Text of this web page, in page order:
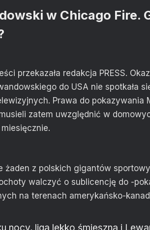
w Chicago Fire.
przekazała redakcja PRESS.
do USA nie spotkała
Prawa do pokazywania
zatem uwzględnić w
żaden z polskich gigantów
walczyć o sublicencję do -
na terenach amerykańsko-
nocy, liga lekko śmieszna i